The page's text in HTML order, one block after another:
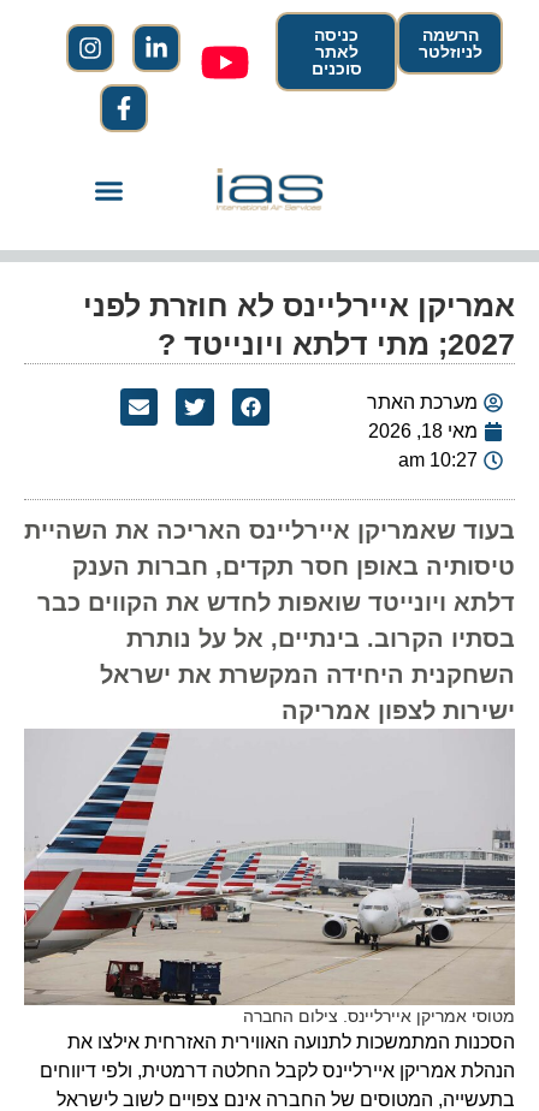
הרשמה
לניוזלטר
כניסה
לאתר
סוכנים
אמריקן איירליינס לא חוזרת לפני
2027; מתי דלתא ויונייטד ?
מערכת האתר
מאי 18, 2026
10:27 am
בעוד שאמריקן איירליינס האריכה את השהיית
טיסותיה באופן חסר תקדים, חברות הענק
דלתא ויונייטד שואפות לחדש את הקווים כבר
בסתיו הקרוב. בינתיים, אל על נותרת
השחקנית היחידה המקשרת את ישראל
ישירות לצפון אמריקה
מטוסי אמריקן איירליינס. צילום החברה
הסכנות המתמשכות לתנועה האווירית האזרחית אילצו את
הנהלת אמריקן איירליינס לקבל החלטה דרמטית, ולפי דיווחים
בתעשייה, המטוסים של החברה אינם צפויים לשוב לישראל